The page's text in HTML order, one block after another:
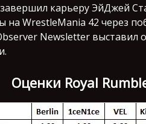
карьеру ЭйДжей
на WrestleMania 42 через
Newsletter выставил
Оценки Royal